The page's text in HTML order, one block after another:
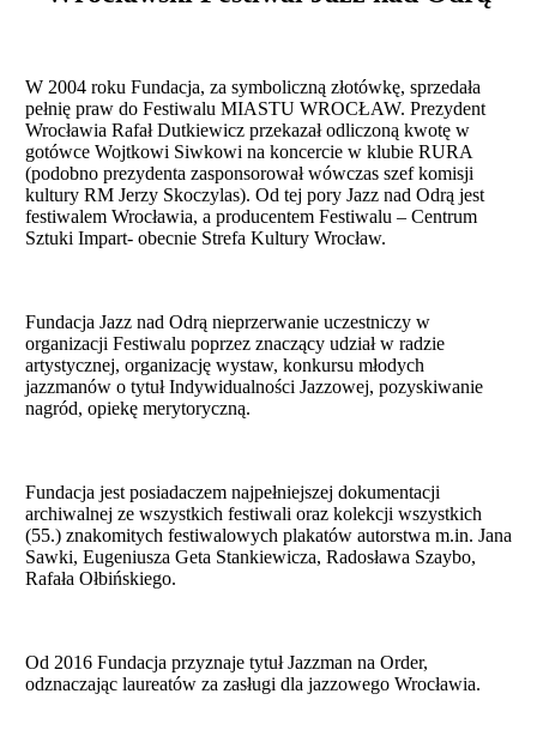
W 2004 roku Fundacja, za symboliczną złotówkę, sprzedała
pełnię praw do Festiwalu MIASTU WROCŁAW. Prezydent
Wrocławia Rafał Dutkiewicz przekazał odliczoną kwotę w
gotówce Wojtkowi Siwkowi na koncercie w klubie RURA
(podobno prezydenta zasponsorował wówczas szef komisji
kultury RM Jerzy Skoczylas). Od tej pory Jazz nad Odrą jest
festiwalem Wrocławia, a producentem Festiwalu – Centrum
Sztuki Impart- obecnie Strefa Kultury Wrocław.
Fundacja Jazz nad Odrą nieprzerwanie uczestniczy w
organizacji Festiwalu poprzez znaczący udział w radzie
artystycznej, organizację wystaw, konkursu młodych
jazzmanów o tytuł Indywidualności Jazzowej, pozyskiwanie
nagród, opiekę merytoryczną.
Fundacja jest posiadaczem najpełniejszej dokumentacji
archiwalnej ze wszystkich festiwali oraz kolekcji wszystkich
(55.) znakomitych festiwalowych plakatów autorstwa m.in. Jana
Sawki, Eugeniusza Geta Stankiewicza, Radosława Szaybo,
Rafała Ołbińskiego.
Od 2016 Fundacja przyznaje tytuł Jazzman na Order,
odznaczając laureatów za zasługi dla jazzowego Wrocławia.